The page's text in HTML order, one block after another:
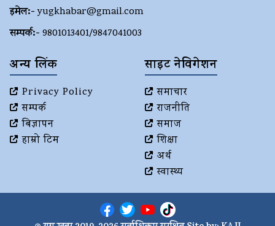
इमेल:- yugkhabar@gmail.com
सम्पर्क:- 9801013401/9847041003
अन्य लिंक
Privacy Policy
सम्पर्क
बिज्ञापन
हाम्रो टिम
साइट नेविगेशन
समाचार
राजनीति
समाज
शिक्षा
अर्थ
स्वास्थ्य